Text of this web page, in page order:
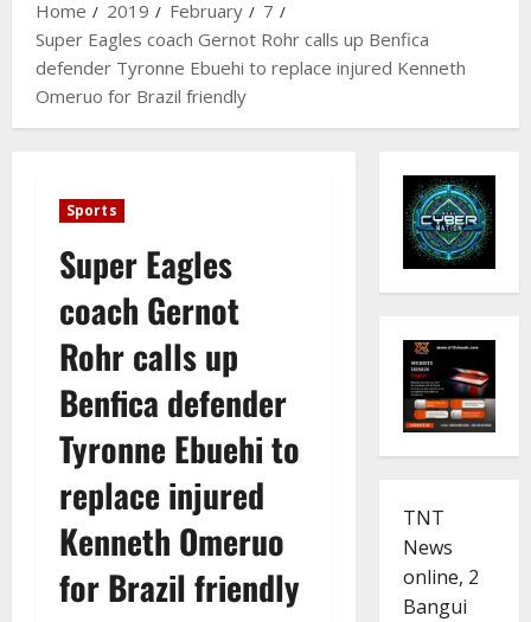
Home
2019 February
7
Super Eagles coach Gernot Rohr calls up Benfica
defender Tyronne Ebuehi to replace injured Kenneth
Omeruo for Brazil friendly
Sports
Super Eagles
coach Gernot
Rohr calls up
Benfica defender
Tyronne Ebuehi to
replace injured
Kenneth Omeruo
for Brazil friendly
TNT
News
online, 2
Bangui